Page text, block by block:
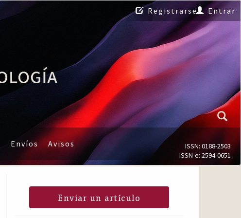
Registrarse Entrar
ISSN: 0188-2503
ISSN-e: 2594-0651
Envíos Avisos
Enviar un artículo